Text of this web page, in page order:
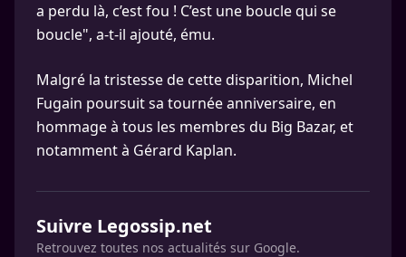
a perdu là, c’est fou ! C’est une boucle qui se
boucle", a-t-il ajouté, ému.
Malgré la tristesse de cette disparition, Michel
Fugain poursuit sa tournée anniversaire, en
hommage à tous les membres du Big Bazar, et
notamment à Gérard Kaplan.
Suivre Legossip.net
Retrouvez toutes nos actualités sur Google.